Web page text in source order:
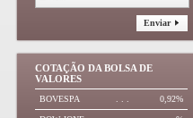
Enviar
COTAÇÃO DA BOLSA DE
VALORES
BOVESPA 0,92%